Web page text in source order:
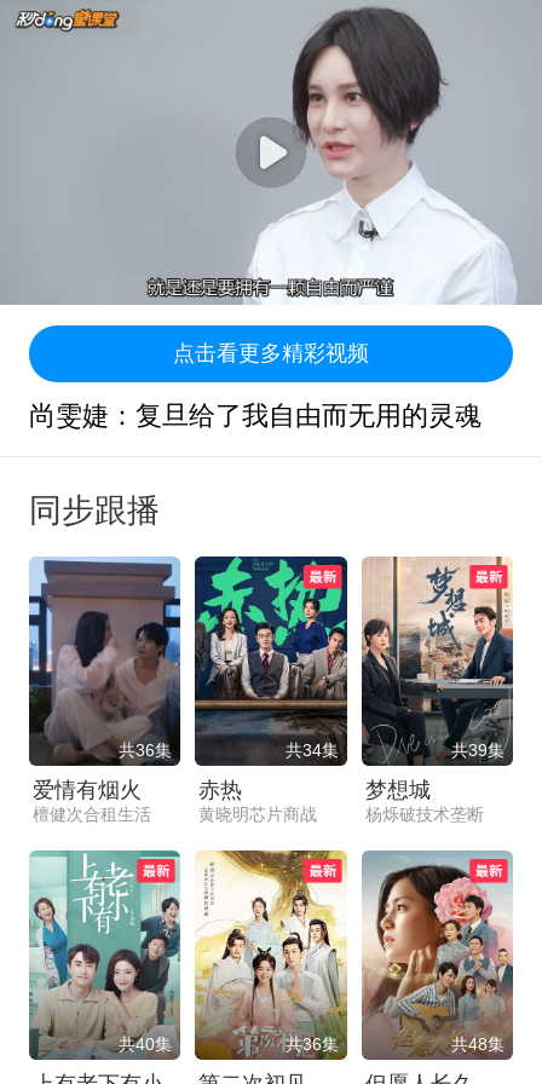
点击看更多精彩视频
尚雯婕：复旦给了我自由而无用的灵魂
同步跟播
共36集
爱情有烟火
檀健次合租生活
共34集
赤热
黄晓明芯片商战
共39集
梦想城
杨烁破技术垄断
共40集 共36集 共48集